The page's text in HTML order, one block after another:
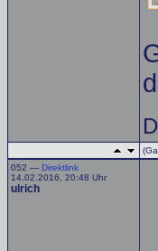
052 — Direktlink
14.02.2016, 20:48 Uhr
ulrich